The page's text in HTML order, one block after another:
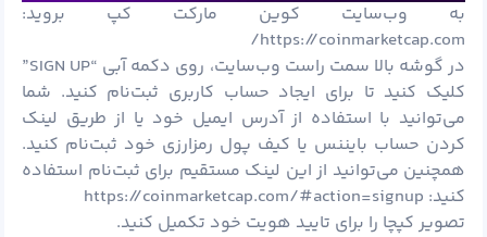
به وب‌سایت کوین مارکت کپ بروید:
https://coinmarketcap.com/
در گوشه بالا سمت راست وب‌سایت، روی دکمه آبی “SIGN UP”
کلیک کنید تا برای ایجاد حساب کاربری ثبت‌نام کنید. شما
می‌توانید با استفاده از آدرس ایمیل خود یا از طریق لینک
کردن حساب بایننس یا کیف پول رمزارزی خود ثبت‌نام کنید.
همچنین می‌توانید از این لینک مستقیم برای ثبت‌نام استفاده
کنید:
تصویر کپچا را برای تایید هویت خود تکمیل کنید.